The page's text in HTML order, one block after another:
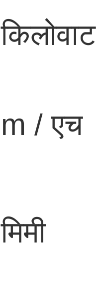
किलोवाट
m / एच
मिमी